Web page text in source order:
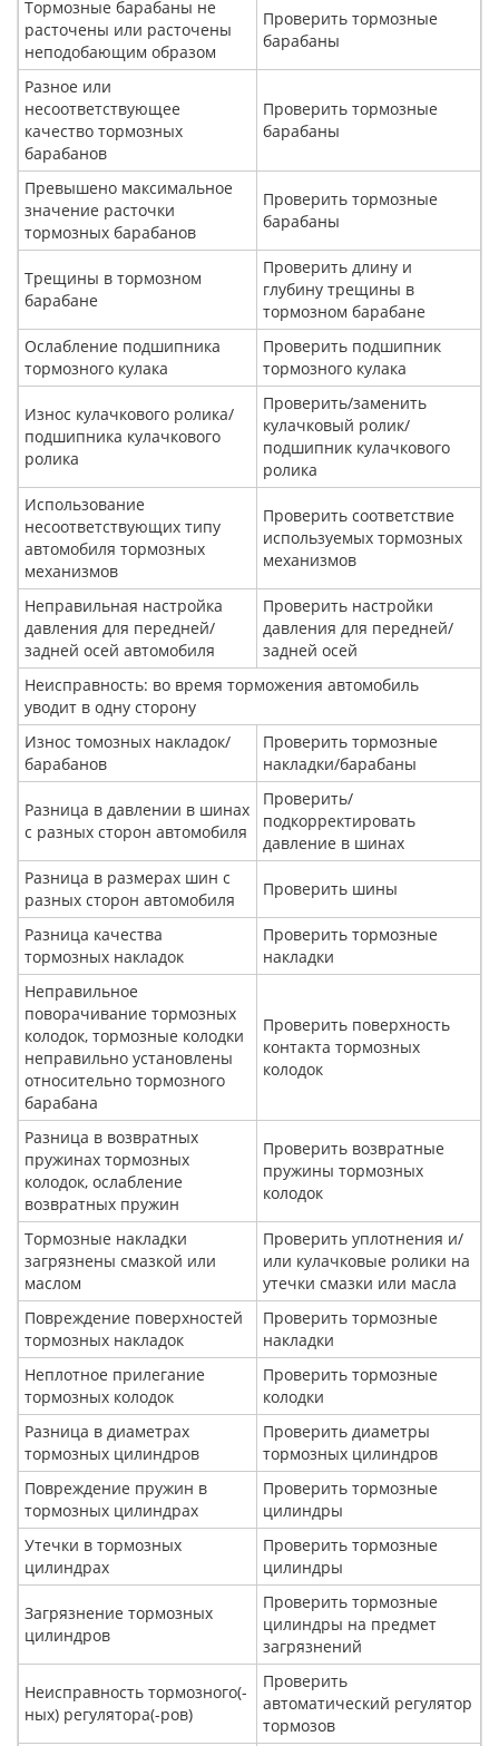
Тормозные барабаны не
расточены или расточены
неподобающим образом
Проверить тормозные
барабаны
Разное или
несоответствующее
качество тормозных
барабанов
Проверить тормозные
барабаны
Превышено максимальное
значение расточки
тормозных барабанов
Проверить тормозные
барабаны
Трещины в тормозном
барабане
Проверить длину и
глубину трещины в
тормозном барабане
Ослабление подшипника
тормозного кулака
Проверить подшипник
тормозного кулака
Износ кулачкового ролика/
подшипника кулачкового
ролика
Проверить/заменить
кулачковый ролик/
подшипник кулачкового
ролика
Использование
несоответствующих типу
автомобиля тормозных
механизмов
Проверить соответствие
используемых тормозных
механизмов
Неправильная настройка
давления для передней/
задней осей автомобиля
Проверить настройки
давления для передней/
задней осей
Неисправность: во время торможения автомобиль
уводит в одну сторону
Износ томозных накладок/
барабанов
Проверить тормозные
накладки/барабаны
Разница в давлении в шинах
с разных сторон автомобиля
Проверить/
подкорректировать
давление в шинах
Разница в размерах шин с
разных сторон автомобиля
Проверить шины
Разница качества
тормозных накладок
Проверить тормозные
накладки
Неправильное
поворачивание тормозных
колодок, тормозные колодки
неправильно установлены
относительно тормозного
барабана
Проверить поверхность
контакта тормозных
колодок
Разница в возвратных
пружинах тормозных
колодок, ослабление
возвратных пружин
Проверить возвратные
пружины тормозных
колодок
Тормозные накладки
загрязнены смазкой или
маслом
Проверить уплотнения и/
или кулачковые ролики на
утечки смазки или масла
Повреждение поверхностей
тормозных накладок
Проверить тормозные
накладки
Неплотное прилегание
тормозных колодок
Проверить тормозные
колодки
Разница в диаметрах
тормозных цилиндров
Проверить диаметры
тормозных цилиндров
Повреждение пружин в
тормозных цилиндрах
Проверить тормозные
цилиндры
Утечки в тормозных
цилиндрах
Проверить тормозные
цилиндры
Загрязнение тормозных
цилиндров
Проверить тормозные
цилиндры на предмет
загрязнений
Неисправность тормозного(-
ных) регулятора(-ров)
Проверить
автоматический регулятор
тормозов